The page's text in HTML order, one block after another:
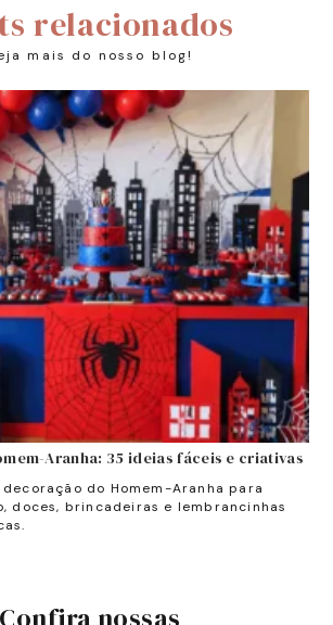
relacionados
mais do nosso blog!
Aranha: 35 ideias fáceis e criativas
do Homem-Aranha para
doces, brincadeiras e lembrancinhas